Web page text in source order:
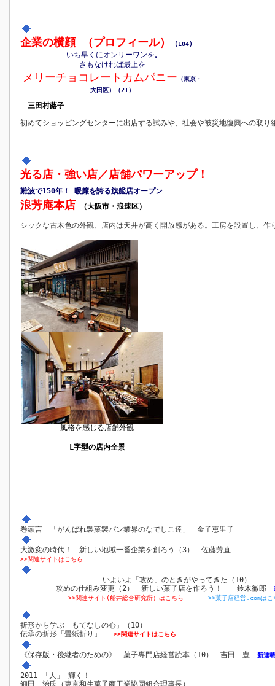
企業の横顔 （プロフィール） (104)
いち早くにオンリーワンを｡
さもなければ最上を
メリーチョコレートカムパニー （東京・
大田区）（21）
三田村蕗子
初めてショッピングセンターに出店する試みや、社会や被災地復興への取り
光る店・強い店／店舗パワーアップ！
難波で150年！ 暖簾を誇る旗艦店オープン
浪芳庵本店 （大阪市・浪速区）
シックな古木色の外観、店内は天井が高く開放感がある。工房を設置し、作
風格を感じる店舗外観
L字型の店内全景
巻頭言 「がんばれ製菓製パン業界のなでしこ達」 金子恵里子
大激変の時代！ 新しい地域一番企業を創ろう（3） 佐藤芳直
>>関連サイトはこちら
いよいよ「攻め」のときがやってきた（10）
攻めの仕組み変更（2） 新しい菓子店を作ろう！ 鈴木徹郎
>>関連サイト(船井総合研究所）はこちら
>>菓子店経営.comはこ
折形から学ぶ「もてなしの心」（10）
伝承の折形「畳紙折り」
>>関連サイトはこちら
《保存版・後継者のための》 菓子専門店経営読本（10） 吉田 豊 新連載
2011 「人」 輝く！
細田 治氏（東京和生菓子商工業協同組合理事長）